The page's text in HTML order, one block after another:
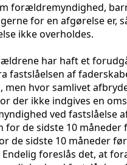
forældremyndighed,
for en afgørelse er,
ikke overholdes.
har haft et
fastslåelsen af
men hvor samlivet
der ikke indgives en
ved fastslåelse
for de sidste 10
de sidste 10 måneder
foreslås det, at